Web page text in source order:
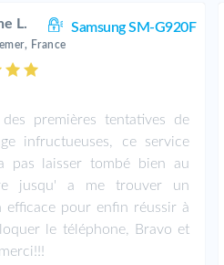
L. Samsung SM-G920F
France
premières tentatives de
infructueuses, ce service
pas laisser tombé bien au
jusqu' a me trouver un
efficace pour enfin réussir à
le téléphone, Bravo et